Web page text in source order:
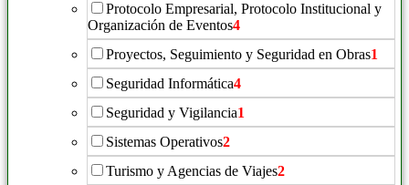
Protocolo Empresarial, Protocolo Institucional y
Organización de Eventos4
Proyectos, Seguimiento y Seguridad en Obras1
Seguridad Informática4
Seguridad y Vigilancia1
Sistemas Operativos2
Turismo y Agencias de Viajes2